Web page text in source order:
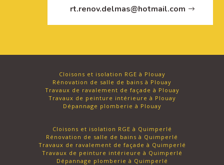
rt.renov.delmas@hotmail.com
Cloisons et isolation RGE à Plouay
Rénovation de salle de bains à Plouay
Travaux de ravalement de façade à Plouay
Travaux de peinture intérieure à Plouay
Dépannage plomberie à Plouay
Cloisons et isolation RGE à Quimperlé
Rénovation de salle de bains à Quimperlé
Travaux de ravalement de façade à Quimperlé
Travaux de peinture intérieure à Quimperlé
Dépannage plomberie à Quimperlé